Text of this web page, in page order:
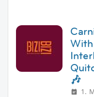
With
🎶
1.